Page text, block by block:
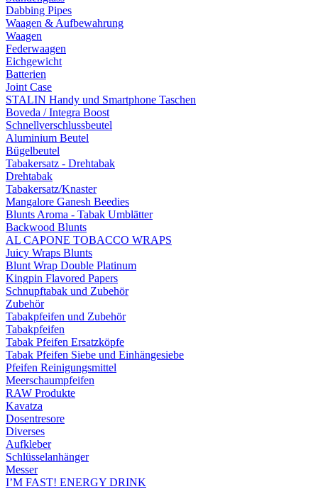
Dabbing Pipes
Waagen & Aufbewahrung
Waagen
Federwaagen
Eichgewicht
Batterien
Joint Case
STALIN Handy und Smartphone Taschen
Boveda / Integra Boost
Schnellverschlussbeutel
Aluminium Beutel
Bügelbeutel
Tabakersatz - Drehtabak
Drehtabak
Tabakersatz/Knaster
Mangalore Ganesh Beedies
Blunts Aroma - Tabak Umblätter
Backwood Blunts
AL CAPONE TOBACCO WRAPS
Juicy Wraps Blunts
Blunt Wrap Double Platinum
Kingpin Flavored Papers
Schnupftabak und Zubehör
Zubehör
Tabakpfeifen und Zubehör
Tabakpfeifen
Tabak Pfeifen Ersatzköpfe
Tabak Pfeifen Siebe und Einhängesiebe
Pfeifen Reinigungsmittel
Meerschaumpfeifen
RAW Produkte
Kavatza
Dosentresore
Diverses
Aufkleber
Schlüsselanhänger
Messer
I’M FAST! ENERGY DRINK